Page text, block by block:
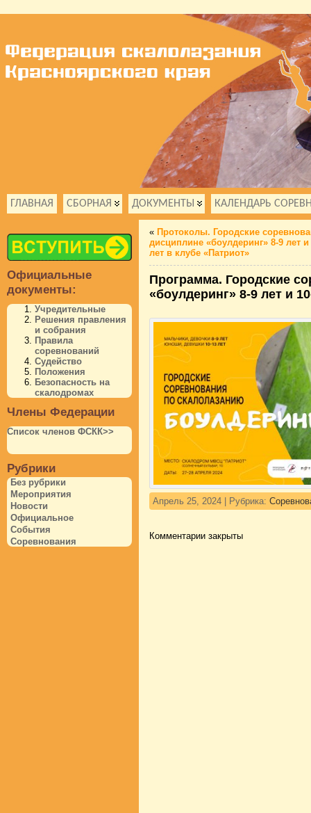
ГЛАВНАЯ СБОРНАЯ ДОКУМЕНТЫ КАЛЕНДАРЬ
Официальные
документы:
Учредительные
Решения правления
и собрания
Правила
соревнований
Судейство
Положения
Безопасность на
скалодромах
Члены Федерации
Список членов ФСКК>>
Рубрики
Без рубрики
Мероприятия
Новости
Официальное
События
Соревнования
« Протоколы. Городские
дисциплине «боулдеринг» 8-9 лет и
лет в клубе «Патриот»
Программа. Городские
«боулдеринг» 8-9 лет и
Апрель 25, 2024 | Рубрика:
Комментарии закрыты